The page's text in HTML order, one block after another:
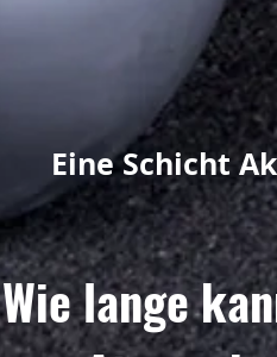
Eine Schicht
Wie lange